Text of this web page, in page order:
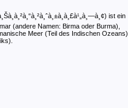
ist ein
(andere Namen: Birma oder Burma),
Meer (Teil des Indischen Ozeans)